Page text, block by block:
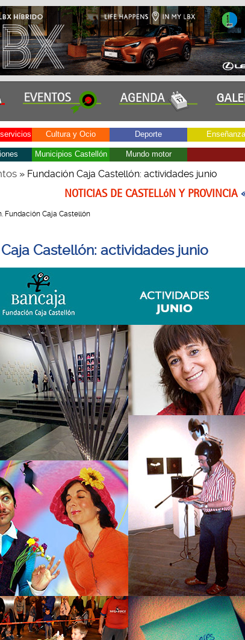
Cultura y Ocio Deporte Enseñanza
Municipios Castellón Mundo motor
» Fundación Caja Castellón: actividades junio
NOTICIAS DE CASTELLóN Y PROVINCIA
Fundación Caja Castellón
Castellón: actividades junio